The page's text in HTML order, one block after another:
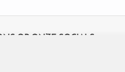
OP ONZE SOCIALS